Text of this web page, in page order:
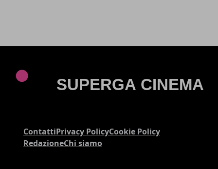
ContattiPrivacy PolicyCookie Policy
RedazioneChi siamo